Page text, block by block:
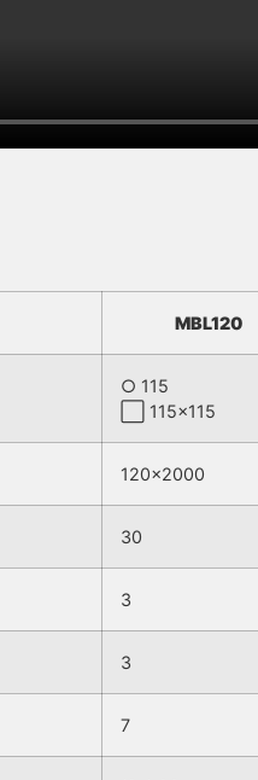
MBL120
○ 115
⬜ 115×115
120×2000
30
3
3
7